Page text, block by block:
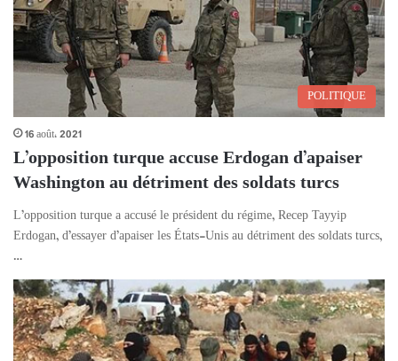
POLITIQUE
16 août، 2021
L’opposition turque accuse Erdogan d’apaiser
Washington au détriment des soldats turcs
L’opposition turque a accusé le président du régime, Recep Tayyip
Erdogan, d’essayer d’apaiser les États-Unis au détriment des soldats turcs,
…